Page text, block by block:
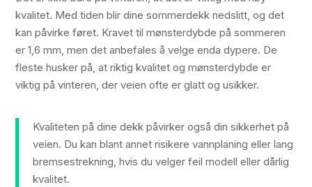
kvalitet. Med tiden blir dine sommerdekk nedslitt, og det
kan påvirke føret. Kravet til mønsterdybde på sommeren
er 1,6 mm, men det anbefales å velge enda dypere. De
fleste husker på, at riktig kvalitet og mønsterdybde er
viktig på vinteren, der veien ofte er glatt og usikker.
Kvaliteten på dine dekk påvirker også din sikkerhet på
veien. Du kan blant annet risikere vannplaning eller lang
bremsestrekning, hvis du velger feil modell eller dårlig
kvalitet.